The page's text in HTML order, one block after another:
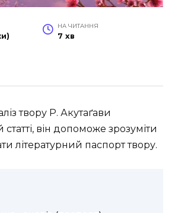
НА ЧИТАННЯ
7 хв
твору Р. Акутаґави
він допоможе зрозуміти
літературний паспорт твору.